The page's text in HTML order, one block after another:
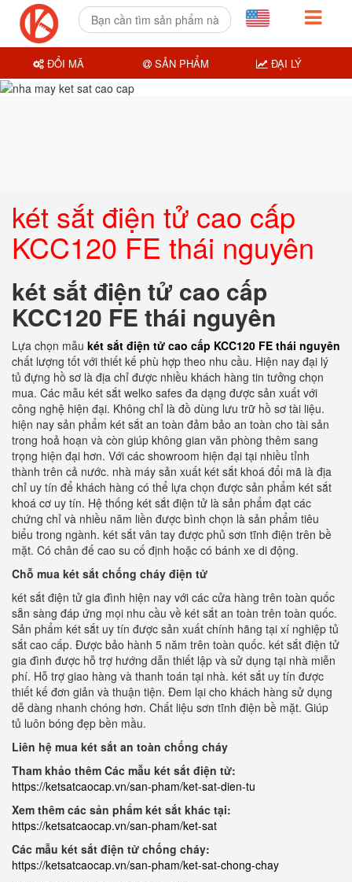
két sắt điện tử cao cấp
KCC120 FE thái nguyên
két sắt điện tử cao cấp
KCC120 FE thái nguyên
Lựa chọn mẫu két sắt điện tử cao cấp KCC120 FE thái nguyên
chất lượng tốt với thiết kế phù hợp theo nhu cầu. Hiện nay đại lý
tủ đựng hồ sơ là địa chỉ được nhiều khách hàng tin tưởng chọn
mua. Các mẫu két sắt welko safes đa dạng được sản xuất với
công nghệ hiện đại. Không chỉ là đồ dùng lưu trữ hồ sơ tài liệu.
hiện nay sản phẩm két sắt an toàn đảm bảo an toàn cho tài sản
trong hoả hoạn và còn giúp không gian văn phòng thêm sang
trọng hiện đại hơn. Với các showroom hiện đại tại nhiều tỉnh
thành trên cả nước. nhà máy sản xuất két sắt khoá đổi mã là địa
chỉ uy tín để khách hàng có thể lựa chọn được sản phẩm két sắt
khoá cơ uy tín. Hệ thống két sắt điện tử là sản phẩm đạt các
chứng chỉ và nhiều năm liền được bình chọn là sản phẩm tiêu
biểu trong ngành. két sắt vân tay được phủ sơn tĩnh điện trên bề
mặt. Có chân đế cao su cố định hoặc có bánh xe di động.
Chỗ mua két sắt chống cháy điện tử
két sắt điện tử gia đình hiện nay với các cửa hàng trên toàn quốc
sẵn sàng đáp ứng mọi nhu cầu về két sắt an toàn trên toàn quốc.
Sản phẩm két sắt uy tín được sản xuất chính hãng tại xí nghiệp tủ
sắt cao cấp. Được bảo hành 5 năm trên toàn quốc. két sắt điện tử
gia đình được hỗ trợ hướng dẫn thiết lập và sử dụng tại nhà miễn
phí. Hỗ trợ giao hàng và thanh toán tại nhà. két sắt uy tín được
thiết kế đơn giản và thuận tiện. Đem lại cho khách hàng sử dụng
dễ dàng nhanh chóng hơn. Chất liệu sơn tĩnh điện bề mặt. Giúp
tủ luôn bóng đẹp bền mầu.
Liên hệ mua két sắt an toàn chống cháy
Tham khảo thêm Các mẫu két sắt điện tử:
https://ketsatcaocap.vn/san-pham/ket-sat-dien-tu
Xem thêm các sản phẩm két sắt khác tại:
https://ketsatcaocap.vn/san-pham/ket-sat
Các mẫu két sắt điện tử chống cháy:
https://ketsatcaocap.vn/san-pham/ket-sat-chong-chay
ĐỔI MÃ SẢN PHẨM ĐẠI LÝ